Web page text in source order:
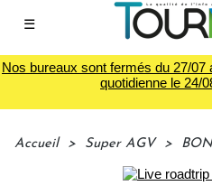
☰
Nos bureaux sont fermés du 27/07
quotidienne le 24/
Accueil > Super AGV >